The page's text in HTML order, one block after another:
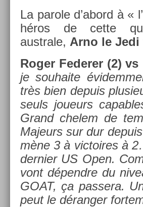
La parole d’abord à «
héros de cette
australe, Arno le Jedi
Roger Feder­er (2)
je souhaite
très bien de­puis
seuls joueurs
Grand chelem de
Majeurs sur dur
mène 3 à vic­toires à
de­rni­er US Open.
vont dépendre du
GOAT, ça pas­sera.
peut le dérang­er